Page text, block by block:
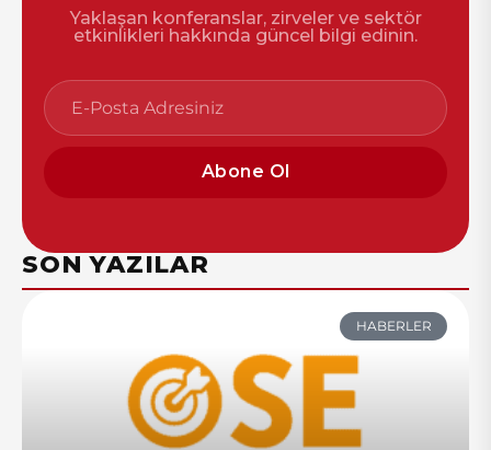
Yaklaşan konferanslar, zirveler ve sektör
etkinlikleri hakkında güncel bilgi edinin.
Abone Ol
SON YAZILAR
HABERLER